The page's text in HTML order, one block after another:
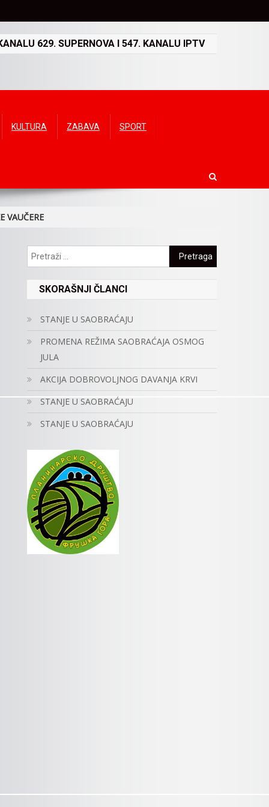
629. SUPERNOVA I 547. KANALU IPTV
KULTURA ZABAVA SPORT
VAUČERE
Pretraga:
SKORAŠNJI ČLANCI
STANJE U SAOBRAĆAJU
PROMENA REŽIMA SAOBRAĆAJA OSMOG
JULA
AKCIJA DOBROVOLJNOG DAVANJA KRVI
STANJE U SAOBRAĆAJU
STANJE U SAOBRAĆAJU